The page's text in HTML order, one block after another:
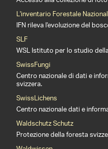
L'inventario Forestale
IFN rileva l'evoluzione del
SLF
WSL Istituto per lo studio
SwissFungi
Centro nazionale di dati e
svizzera.
SwissLichens
Centro nazionale dati e
Waldschutz Schutz
Protezione della foresta